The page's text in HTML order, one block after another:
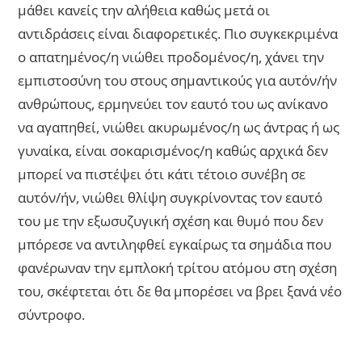
μάθει κανείς την αλήθεια καθώς μετά οι
αντιδράσεις είναι διαφορετικές. Πιο συγκεκριμένα
ο απατημένος/η νιώθει προδομένος/η, χάνει την
εμπιστοσύνη του στους σημαντικούς για αυτόν/ήν
ανθρώπους, ερμηνεύει τον εαυτό του ως ανίκανο
να αγαπηθεί, νιώθει ακυρωμένος/η ως άντρας ή ως
γυναίκα, είναι σοκαρισμένος/η καθώς αρχικά δεν
μπορεί να πιστέψει ότι κάτι τέτοιο συνέβη σε
αυτόν/ήν, νιώθει θλίψη συγκρίνοντας τον εαυτό
του με την εξωσυζυγική σχέση και θυμό που δεν
μπόρεσε να αντιληφθεί εγκαίρως τα σημάδια που
φανέρωναν την εμπλοκή τρίτου ατόμου στη σχέση
του, σκέφτεται ότι δε θα μπορέσει να βρει ξανά νέο
σύντροφο.